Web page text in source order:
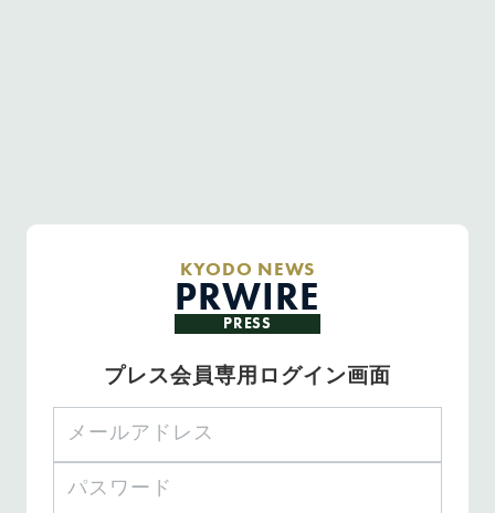
KYODO NEWS
PRWIRE
PRESS
プレス会員専用ログイン画面